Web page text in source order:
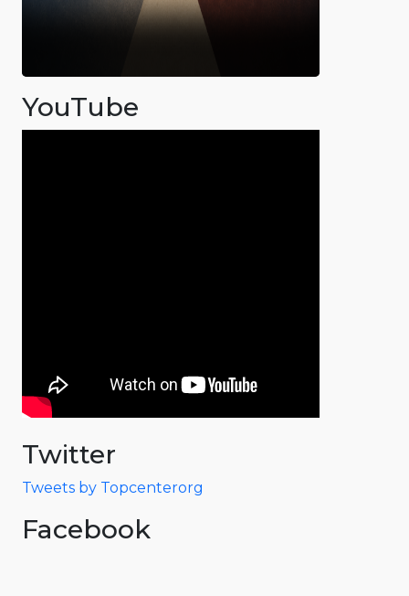
YouTube
Twitter
Tweets by Topcenterorg
Facebook